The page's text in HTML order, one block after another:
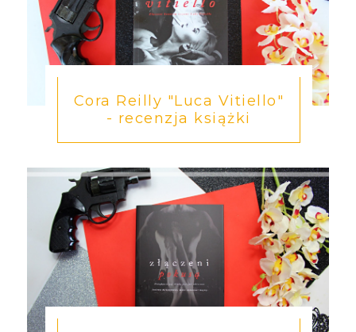
Cora Reilly "Luca Vitiello"
- recenzja książki